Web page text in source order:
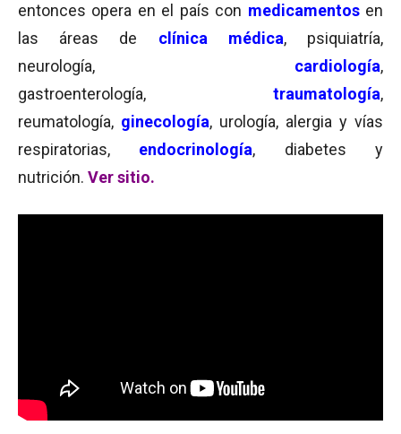
entonces opera en el país con medicamentos en
las áreas de
clínica médica, psiquiatría,
neurología, cardiología,
gastroenterología,
traumatología,
reumatología, ginecología, urología, alergia y vías
respiratorias, endocrinología, diabetes y
nutrición. Ver sitio.